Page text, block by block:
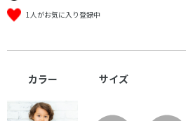
1人がお気に入り登録中
カラー サイズ